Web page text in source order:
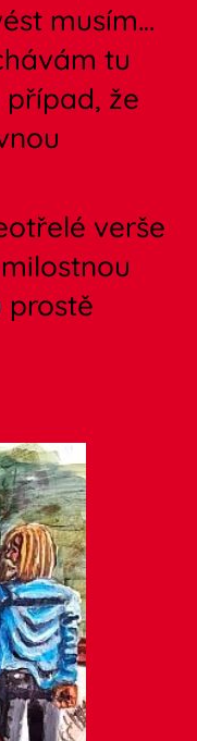
musím…
tu
že
verše
prostě